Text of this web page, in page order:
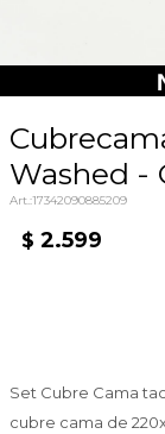
Washed -
17342090885209
$ 2.599
Set Cubre Cama
cubre cama de